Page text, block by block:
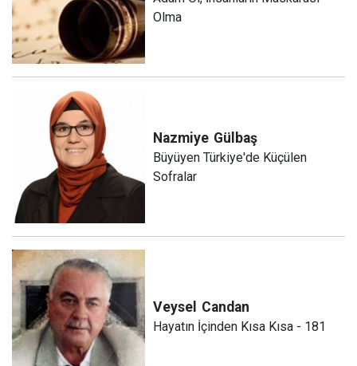
Olma
Nazmiye Gülbaş
Büyüyen Türkiye'de Küçülen
Sofralar
Veysel Candan
Hayatın İçinden Kısa Kısa - 181